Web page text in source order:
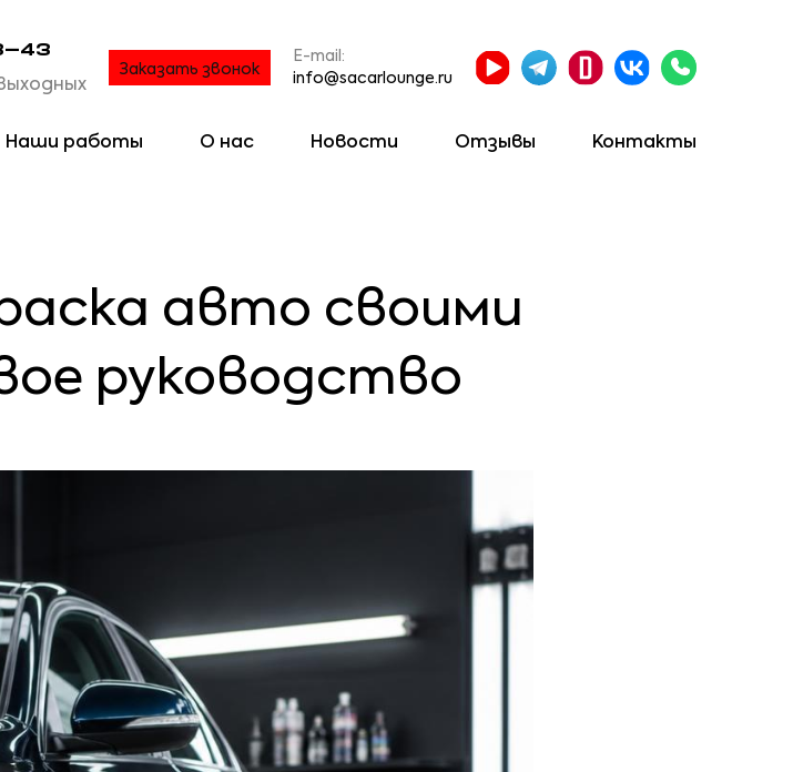
43
Заказать звонок
E-mail:
info@sacarlounge.ru
Наши работы О нас Новости Отзывы Контакты
авто своими
руководство